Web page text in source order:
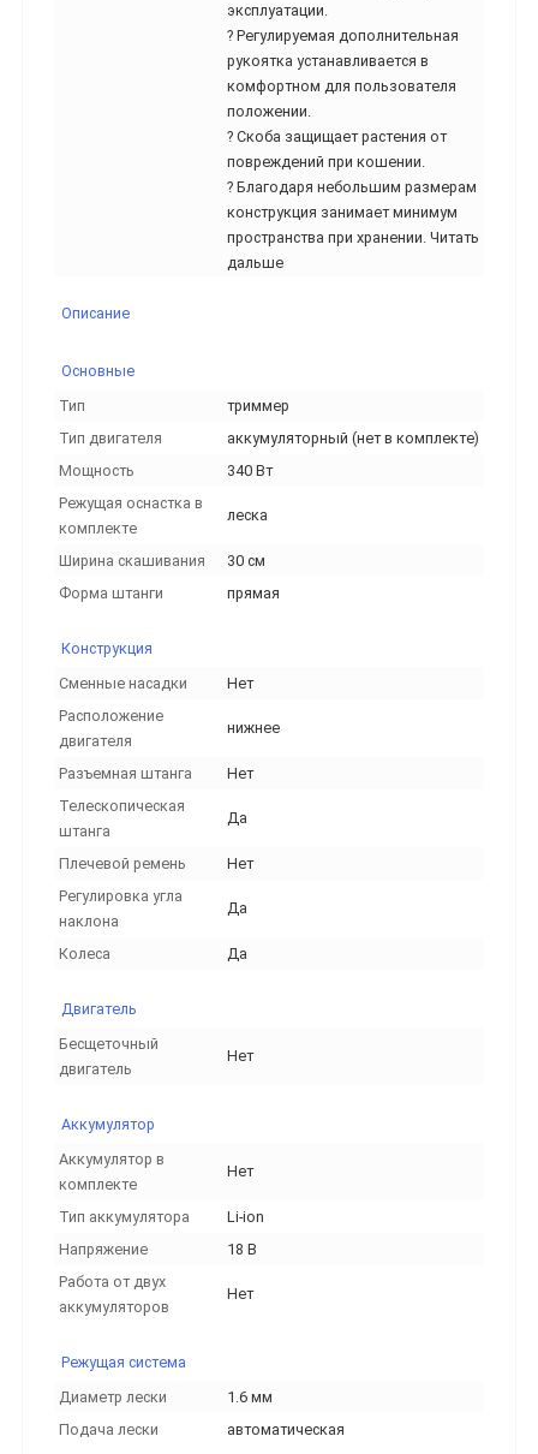
эксплуатации.
? Регулируемая дополнительная
рукоятка устанавливается в
комфортном для пользователя
положении.
? Скоба защищает растения от
повреждений при кошении.
? Благодаря небольшим размерам
конструкция занимает минимум
пространства при хранении. Читать
дальше
Описание
Основные
Тип
триммер
Тип двигателя
аккумуляторный (нет в комплекте)
Мощность
340 Вт
Режущая оснастка в
комплекте
леска
Ширина скашивания
30 см
Форма штанги
прямая
Конструкция
Сменные насадки
Нет
Расположение
двигателя
нижнее
Разъемная штанга
Нет
Телескопическая
штанга
Да
Плечевой ремень
Нет
Регулировка угла
наклона
Да
Колеса Да
Двигатель
Бесщеточный
двигатель
Нет
Аккумулятор
Аккумулятор в
комплекте
Нет
Тип аккумулятора
Li-ion
Напряжение
18 В
Работа от двух
аккумуляторов
Нет
Режущая система
Диаметр лески
1.6 мм
Подача лески
автоматическая